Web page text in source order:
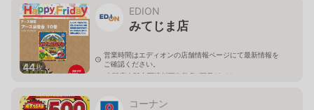
44枚
EDION
みてじま店
営業時間はエディオンの店舗情報ページにて最新情報を
ご確認ください。
大阪府大阪市西淀川区御幣島1丁目19-14
コーナン